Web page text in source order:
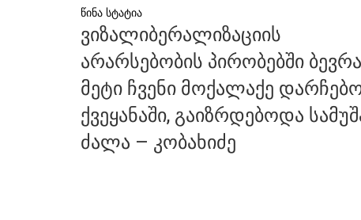
პოსტის
ნავიგაცია
ვიზალიბერალიზაციის
არარსებობის პირობებში
მეტი ჩვენი მოქალაქე
ქვეყანაში, გაიზრდებოდა
ძალა – კობახიძე